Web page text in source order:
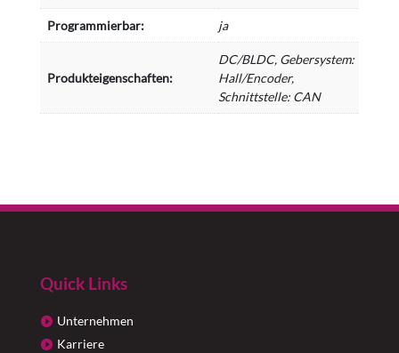
Programmierbar: ja
Produkteigenschaften:
DC/BLDC, Gebersystem:
Hall/Encoder,
Schnittstelle: CAN
Quick Links
Unternehmen
Karriere